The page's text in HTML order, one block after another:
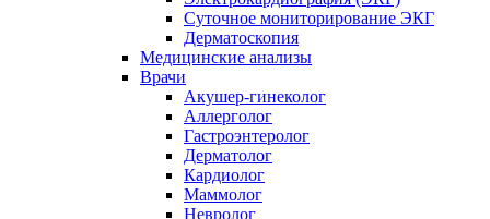
Суточное мониторирование ЭКГ
Дерматоскопия
Медицинские анализы
Врачи
Акушер-гинеколог
Аллерголог
Гастроэнтеролог
Дерматолог
Кардиолог
Маммолог
Невролог